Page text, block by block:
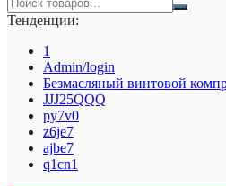
Тенденции:
1
Admin/login
Безмасляный винтовой
JJJ25QQQ
py7v0
z6je7
ajbe7
q1cn1